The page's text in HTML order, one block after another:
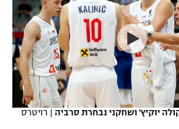
יוקיץ' ושחקני נבחרת סרביה | רויטרס